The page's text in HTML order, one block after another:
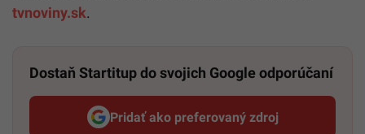
tvnoviny.sk.
Dostaň Startitup do svojich Google odporúčaní
Pridať ako preferovaný zdroj
Startitup, odkaz sa otvorí v